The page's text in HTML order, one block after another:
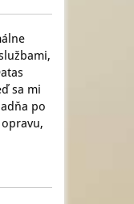
sa mi
po